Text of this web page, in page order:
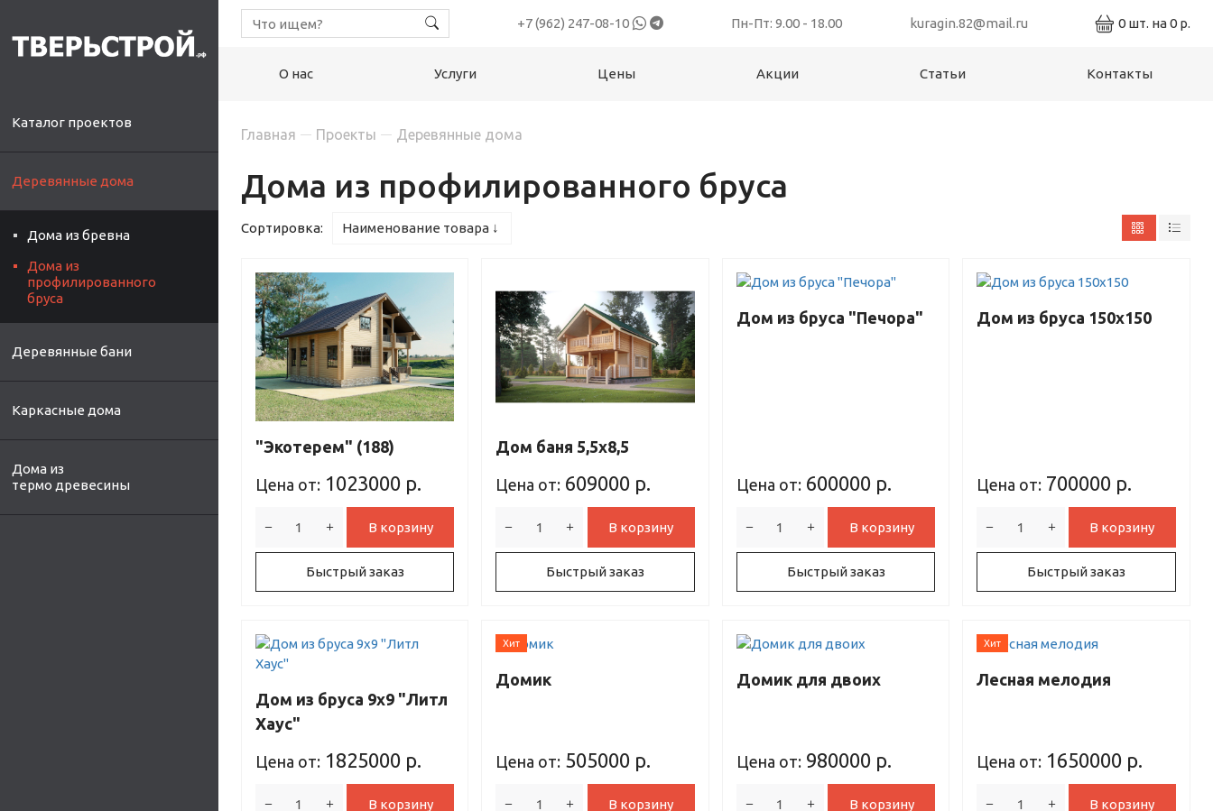
Каталог проектов
Деревянные дома
Дома из бревна
Дома из
профилированного
бруса
Деревянные бани
Каркасные дома
Дома из
термо древесины
+7 (962) 247-08-10 Пн-Пт: 9.00 - 18.00 kuragin.82@mail.ru 0 шт. на0 р.
О нас Услуги Цены Акции Статьи Контакты
Главная Проекты Деревянные дома
Дома из профилированного бруса
Сортировка: Наименование товара ↓
"Экотерем" (188)
Цена от: 1023000 р.
В корзину
Быстрый заказ
Дом баня 5,5х8,5
Цена от: 609000 р.
В корзину
Быстрый заказ
Дом из бруса "Печора"
Цена от: 600000 р.
В корзину
Быстрый заказ
Дом из бруса 150х150
Цена от: 700000 р.
В корзину
Быстрый заказ
Дом из бруса 9х9 "Литл
Хаус"
Цена от: 1825000 р.
В корзину
Хит
Домик
Цена от: 505000 р.
В корзину
Домик для двоих
Цена от: 980000 р.
В корзину
Хит
Лесная мелодия
Цена от: 1650000 р.
В корзину